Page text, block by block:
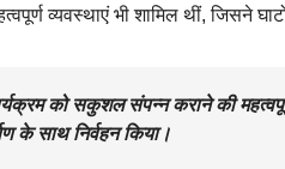
व्यवस्थाएं भी शामिल थीं, जिसने
को सकुशल संपन्न कराने की
के साथ निर्वहन किया।